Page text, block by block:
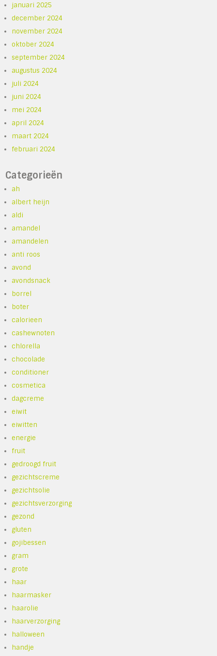
januari 2025
december 2024
november 2024
oktober 2024
september 2024
augustus 2024
juli 2024
juni 2024
mei 2024
april 2024
maart 2024
februari 2024
Categorieën
ah
albert heijn
aldi
amandel
amandelen
anti roos
avond
avondsnack
borrel
boter
calorieen
cashewnoten
chlorella
chocolade
conditioner
cosmetica
dagcreme
eiwit
eiwitten
energie
fruit
gedroogd fruit
gezichtscreme
gezichtsolie
gezichtsverzorging
gezond
gluten
gojibessen
gram
grote
haar
haarmasker
haarolie
haarverzorging
halloween
handje